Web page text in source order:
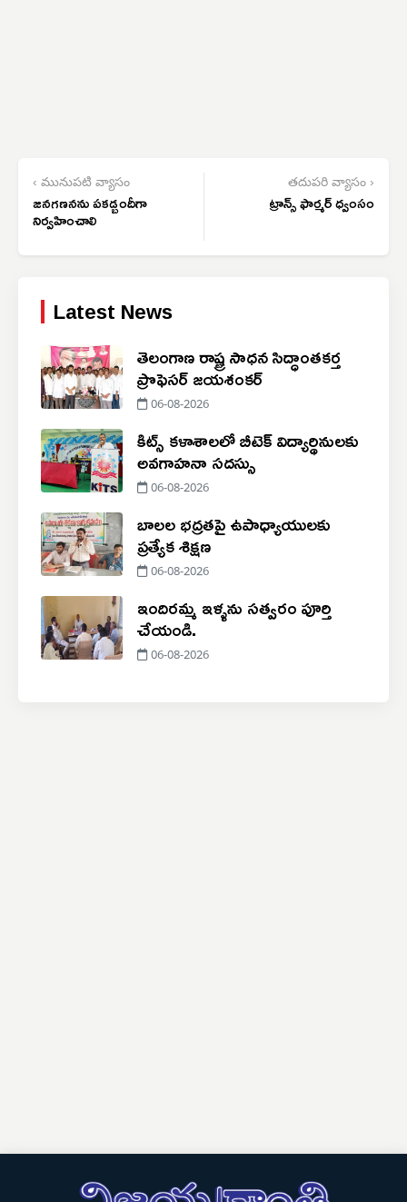
‹ మునుపటి వ్యాసం
జనగణనను పకడ్బందీగా
నిర్వహించాలి
తదుపరి వ్యాసం ›
ట్రాన్స్ ఫార్మర్ ధ్వంసం
Latest News
తెలంగాణ రాష్ట్ర సాధన సిద్ధాంతకర్త
ప్రొఫెసర్ జయశంకర్
06-08-2026
కిట్స్ కళాశాలలో బీటెక్ విద్యార్థినులకు
అవగాహనా సదస్సు
06-08-2026
బాలల భద్రతపై ఉపాధ్యాయులకు
ప్రత్యేక శిక్షణ
06-08-2026
ఇందిరమ్మ ఇళ్ళను సత్వరం పూర్తి
చేయండి.
06-08-2026